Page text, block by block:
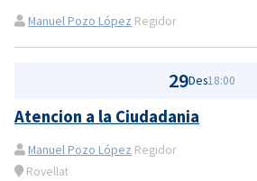
Manuel Pozo López Regidor
29Des18:00
Atencion a la Ciudadania
Manuel Pozo López Regidor
Rovellat